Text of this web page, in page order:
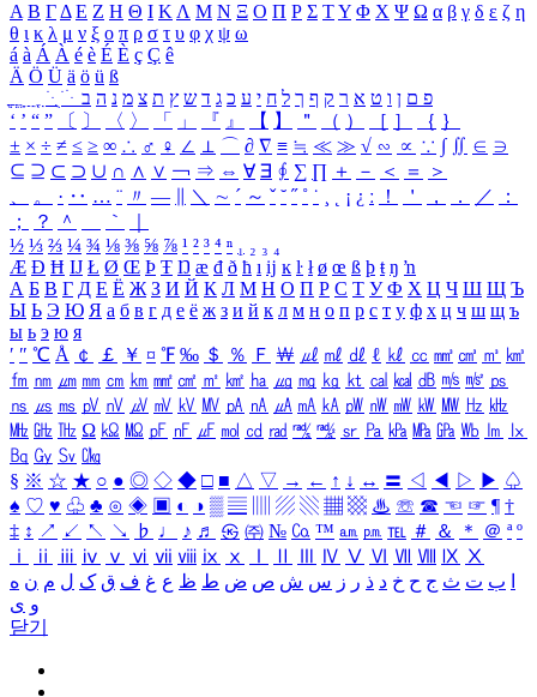
Α Β ΓΔ Ε Ζ Η Θ Ι ΚΛ Μ Ν Ξ Ο Π Ρ Σ ΤΥ Φ Χ Ψ Ω α β γ δ ε ζ η
θ ι κ λ μ ν ξ ο π ρ σ τ υ φ χ ψ ω
á à Á À é è É È ç Ç ê
Ä Ö Ü ä ö ü ß
ִֶֹ ֻּ ׁׂ פ ם ן ו ט א ר ק ף ך ל ח י ע כ ג ד ש ץ ת צ מ נ ה ב
‘ ’ “ ” 〔 〕 〈 〉 「 」 『 』 【 】 ＂ （ ） ［ ］ ｛ ｝
± × ÷ ≠ ≤ ≥ ∞ ∴ ♂ ♀ ∠ ⊥ ⌒ ∂ ∇ ≡ ≒ ≪ ≫ √ ∽ ∝ ∵ ∫ ∬ ∈ ∋
⊆ ⊇ ⊂ ⊃ ∪ ∩ ∧ ∨ ￢ ⇒ ⇔ ∀ ∃ ∮ ∑ ∏ ＋ － ＜ ＝
＞
、
。 · ‥ … ¨ 〃 ― ＼ ∼ ´ ～ ˇ ˘ ˝ ˚ ˙ ¸ ¡ ¿ ː ！ ＇ ， ． ／
：
；
？ ＾ ｀
½ ⅓ ⅔ ¼ ¾ ⅛ ⅜ ⅝ ⅞ ¹ ² ³ ⁴ ⁿ ₁ ₂ ₃ ₄
Æ Ð Ħ Ĳ Ł Ø Œ Þ Ŧ Ŋ æ đ ð ħ ı ĳ ĸ ŀ ł ø œ ß þ ŧ ŋ ŉ
А Б В Г Д Е Ё Ж З И Й К Л М Н О П Р С Т У Ф Х Ц Ч Ш Щ Ъ
Ы Ь Э Ю Я а б в г д е ё ж з и й к л м н о п р с т у ф х ц ч ш щ ъ
ы ь э ю я
′ ″ ℃ Å ￠ ￡ ￥ ¤ ℉ ‰ ＄ ％ Ｆ ￦ ㎕ ㎖ ㎗ ℓ ㎘ ㏄ ㎣ ㎤ ㎥ ㎦
㎙ ㎚ ㎛ ㎜ ㎝ ㎞ ㎟ ㎠ ㎡ ㎢ ㏊ ㎍ ㎎ ㎏ ㏏ ㎈ ㎉ ㏈ ㎧ ㎨ ㎰
㎱ ㎲ ㎳ ㎴ ㎵ ㎶ ㎷ ㎸ ㎹ ㎀ ㎁ ㎂ ㎃ ㎄ ㎺ ㎻ ㎽ ㎾ ㎿ ㎐ ㎑
㎒ ㎓ ㎔ Ω ㏀ ㏁ ㎊ ㎋ ㎌ ㏖ ㏅ ㎭ ㎮ ㎯ ㏛ ㎩ ㎪ ㎫ ㎬ ㏝ ㏐
㏓
㏃ ㏉ ㏜ ㏆
§ ※ ☆ ★ ○ ● ◎ ◇ ◆ □ ■ △ ▽ → ← ↑ ↓ ↔ 〓 ◁ ◀ ▷ ▶ ♤
♠ ♡ ♥ ♧ ♣ ⊙ ◈ ▣ ◐ ◑ ▒ ▤ ▨ ▧ ▦ ▩ ♨ ☏ ☎ ☜ ☞ ¶ †
‡ ↕ ↗ ↙ ↖ ↘ ♭ ♩ ♪ ♬ ㉿ ㈜ № ㏇ ™ ㏂ ㏘ ℡ ＃ ＆ ＊ ＠ ª º
ⅰ
ⅱ ⅲ ⅳ ⅴ ⅵ ⅶ ⅷ ⅸ ⅹ Ⅳ Ⅴ Ⅵ Ⅶ Ⅷ Ⅸ Ⅹ
ب ت ث ج ح خ د ذ ر ز س ش ص ض ط ظ ع غ ف ق ک ل م ن ه
و ی
닫기